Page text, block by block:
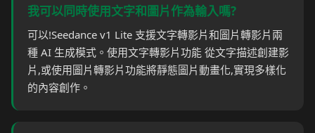
我可以同時使用文字和圖片作為輸入嗎?
可以!Seedance v1 Lite 支援文字轉影片和圖片轉影片兩
種 AI 生成模式。使用文字轉影片功能 從文字描述創建影
片,或使用圖片轉影片功能將靜態圖片動畫化,實現多樣化
的內容創作。